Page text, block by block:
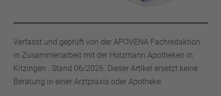
Verfasst und geprüft von der APOVENA Fachredaktion
in Zusammenarbeit mit der Holzmann Apotheken in
Kitzingen . Stand 06/2026. Dieser Artikel ersetzt keine
Beratung in einer Arztpraxis oder Apotheke.